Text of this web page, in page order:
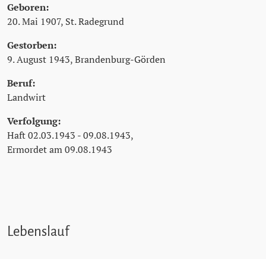
Geboren:
20. Mai 1907, St. Radegrund
Gestorben:
9. August 1943, Brandenburg-Görden
Beruf:
Landwirt
Verfolgung:
Haft 02.03.1943 - 09.08.1943,
Ermordet am 09.08.1943
Lebenslauf